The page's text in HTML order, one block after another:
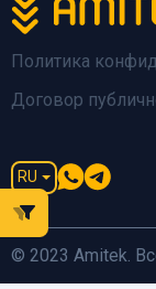
Политика
Договор
RU
© 2023 Amitek.